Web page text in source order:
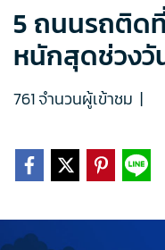
5 ถนนรถติด
หนักสุดช่วงวั
761 จำนวนผู้เข้าชม |